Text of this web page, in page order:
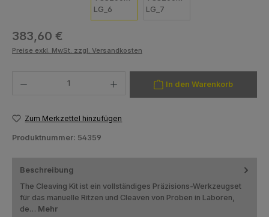
Regulärer Preis:
383,60 €
Preise exkl. MwSt. zzgl. Versandkosten
In den Warenkorb
Zum Merkzettel hinzufügen
Produktnummer: 54359
Beschreibung
The Cleaving Kit ist ein vollständiges Präzisions-Werkzeugset
für das manuelle Ritzen und Cleaven von Proben in Laboren,
de… Mehr